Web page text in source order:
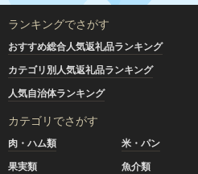
ランキングでさがす
おすすめ総合人気返礼品ランキング
カテゴリ別人気返礼品ランキング
人気自治体ランキング
カテゴリでさがす
肉・ハム類 米・パン
果実類
魚介類